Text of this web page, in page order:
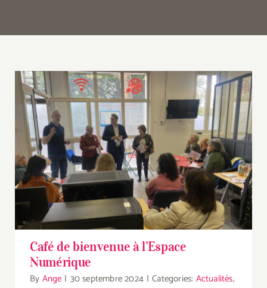
Café de bienvenue à l’Espace Numérique
Café de bienvenue à l’Espace
Numérique
By Ange | 30 septembre 2024 | Categories: Actualités,